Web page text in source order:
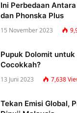
Ini Perbedaan
dan Phonska Plus
15 November 2023
Pupuk Dolomit
Cocokkah?
13 Juni 2023 7,638
Tekan Emisi Global,